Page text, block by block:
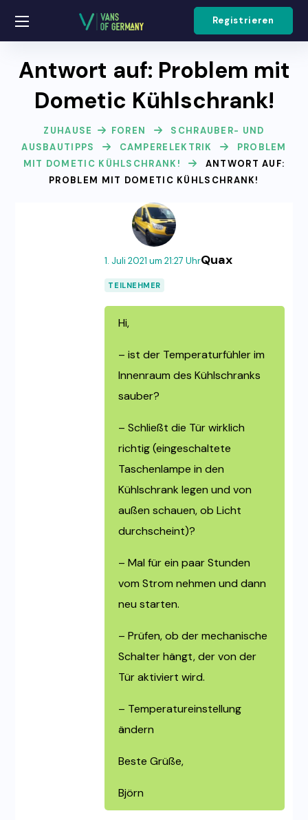
Registrieren
Antwort auf: Problem mit
Dometic Kühlschrank!
ZUHAUSE FOREN
SCHRAUBER- UND
AUSBAUTIPPS
CAMPERELEKTRIK
PROBLEM
MIT DOMETIC KÜHLSCHRANK!
ANTWORT AUF:
PROBLEM MIT DOMETIC KÜHLSCHRANK!
Quax
1. Juli 2021 um 21:27 Uhr
TEILNEHMER
Hi,
– ist der Temperaturfühler im
Innenraum des Kühlschranks
sauber?
– Schließt die Tür wirklich
richtig (eingeschaltete
Taschenlampe in den
Kühlschrank legen und von
außen schauen, ob Licht
durchscheint)?
– Mal für ein paar Stunden
vom Strom nehmen und dann
neu starten.
– Prüfen, ob der mechanische
Schalter hängt, der von der
Tür aktiviert wird.
– Temperatureinstellung
ändern
Beste Grüße,
Björn